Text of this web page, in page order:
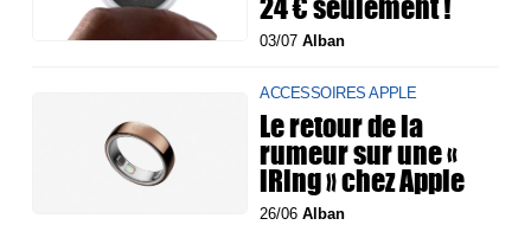
03/07Alban
ACCESSOIRES APPLE
Le retour de la
rumeur sur une «
iRing » chez Apple
26/06Alban